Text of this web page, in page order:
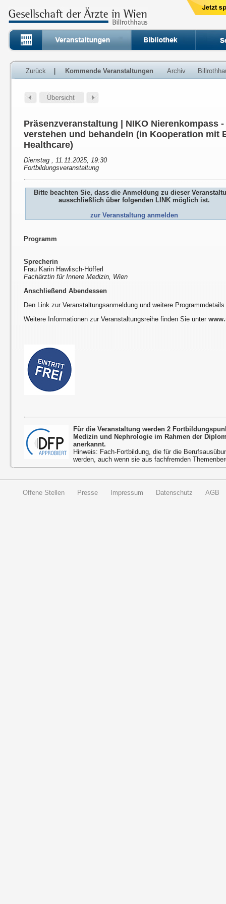
Zurück Kommende Veranstaltungen Archiv
Präsenzveranstaltung | NIKO Nierenkompass
verstehen und behandeln (in Kooperation mit
Healthcare)
Dienstag , 11.11.2025, 19:30
Fortbildungsveranstaltung
Bitte beachten Sie, dass die Anmeldung zu dieser
ausschließlich über folgenden LINK möglich ist.
zur Veranstaltung anmelden
Programm
Sprecherin
Frau Karin Hawlisch-Höfferl
Fachärztin für Innere Medizin, Wien
Anschließend Abendessen
Den Link zur Veranstaltungsanmeldung und weitere
Weitere Informationen zur Veranstaltungsreihe finden Sie unter
Für die Veranstaltung werden 2
Medizin und Nephrologie im Rahmen der
anerkannt.
Hinweis: Fach-Fortbildung, die für die
werden, auch wenn sie aus fachfremden
Offene Stellen Presse Impressum Datenschutz AGB